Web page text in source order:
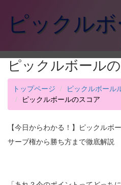
ピックル
ピックルボール
トップページ
ピックルボール
ピックルボールのスコア
【今日からわかる！】ピックルボ
サーブ権から勝ち方まで徹底解説